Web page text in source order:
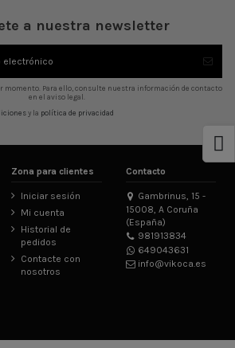
a nuestra newsletter
momento. Para ello, consulte nuestra información de contacto
en el aviso legal.
y la política de privacidad
Zona para clientes
Iniciar sesión
Mi cuenta
Historial de
pedidos
Contacte con
nosotros
Contacto
Gambrinus, 15 -
15008, A Coruña
(España)
981913834
649043631
info@vikoca.es